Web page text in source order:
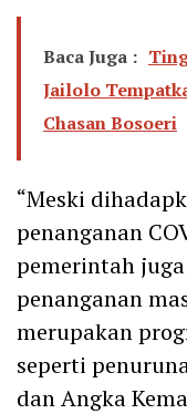
Baca Juga :
Jailolo
Chasan Bosoeri
“Meski
penanganan
pemerintah
penanganan
merupakan
seperti
dan Angka